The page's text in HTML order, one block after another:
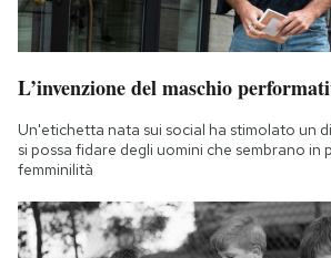
L’invenzione del maschio
Un'etichetta nata sui social ha stimolato un
si possa fidare degli uomini che sembrano in
femminilità